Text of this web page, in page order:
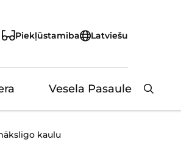
Piekļūstamība Latviešu
Vesela Pasaule
Aizvērt
kaulu